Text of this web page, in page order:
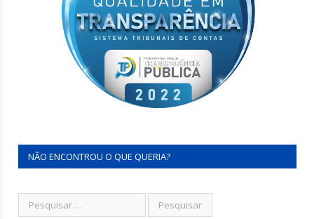
NÃO ENCONTROU O QUE QUERIA?